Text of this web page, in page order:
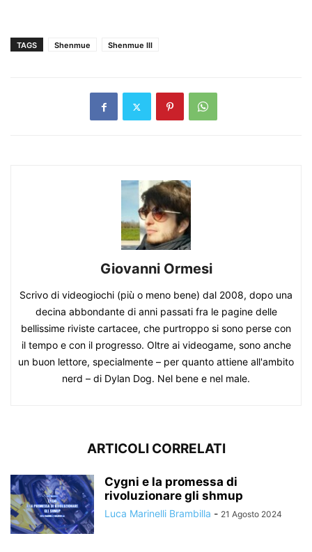
TAGS Shenmue Shenmue III
Giovanni Ormesi
Scrivo di videogiochi (più o meno bene) dal 2008, dopo una
decina abbondante di anni passati fra le pagine delle
bellissime riviste cartacee, che purtroppo si sono perse con
il tempo e con il progresso. Oltre ai videogame, sono anche
un buon lettore, specialmente – per quanto attiene all'ambito
nerd – di Dylan Dog. Nel bene e nel male.
ARTICOLI CORRELATI
Cygni e la promessa di
rivoluzionare gli shmup
Luca Marinelli Brambilla - 21 Agosto 2024